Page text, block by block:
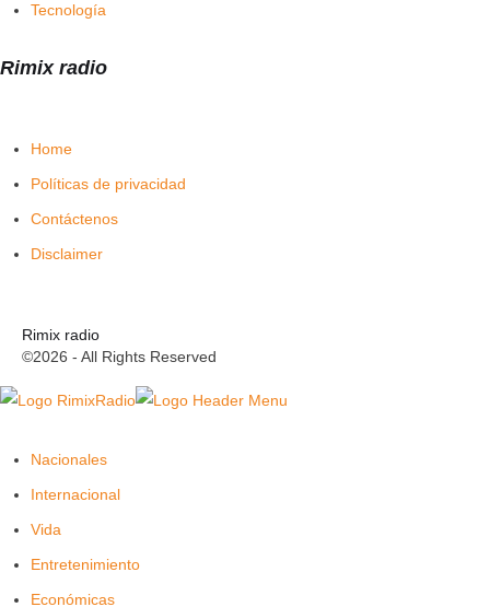
Rimix radio
Home
Políticas de privacidad
Contáctenos
Disclaimer
Tecnología
Rimix radio
©2026 - All Rights Reserved
Nacionales
Internacional
Vida
Entretenimiento
Económicas